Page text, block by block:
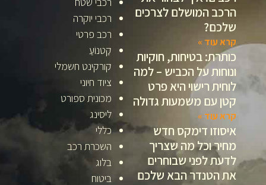
הרכב המושלם לצרכים
שלכם?
קרא עוד »
כותרת: בטיחות, חוקיות
ונוחות על הכביש – למה
לוחית רישוי היא פרט
קטן עם משמעות גדולה
קרא עוד »
איסוזו דימקס חדש
מחיר וכל מה שצריך
לדעת לפני שבוחרים
את הטנדר הבא שלכם
רכבי יוקרה
רכב פרטי
קַטנוֹעַ
קורקינט חשמלי
ציוד חיוני
מכונית ספורט
ליסינג
כללי
השכרת רכב
בלוג
ביטוח